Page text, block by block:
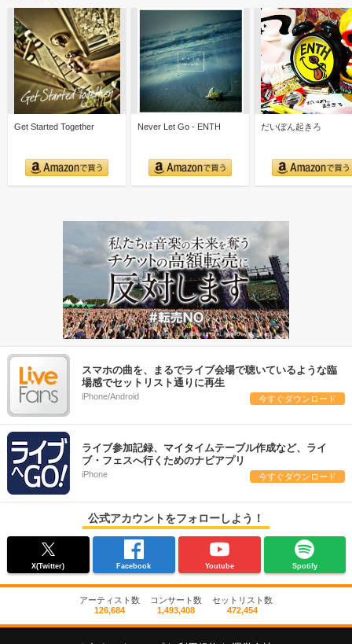
Get Started Together Never Let Go - ENTH だいぽん起きろ
スマホの曲を、まるでライブ会場で聴いているような臨
場感でセットリスト通りに再生
iPhone/Android 今すぐダウンロード
ライブ参加記録、マイタイムテーブル作成など、ライ
ブ・フェスへ行くためのナビアプリ
iPhone 今すぐダウンロード
公式アカウントをフォローしよう！
X(Twitter) Facebook Youtube Spotify
アーティスト数
126,684
コンサート数
1,493,408
セットリスト数
472,454